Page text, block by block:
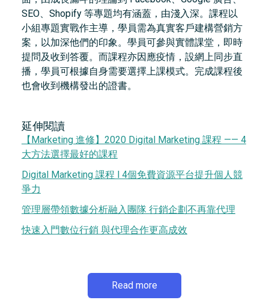
SEO、Shopify 等專題均有涵蓋，由淺入深。課程以
小組專題實戰作主導，學員需為真實客戶建構營銷方
案，以加深他們的印象。學員可參與實體課堂，即時
提問及收到答覆。而課程亦因應疫情，設網上同步直
播，學員可根據自身需要選擇上課模式。完成課程後
也會收到機構發出的證書。
延伸閱讀
【Marketing 進修】2020 Digital Marketing 課程 —— 4
大方法選擇最好的課程
Digital Marketing 課程 l 4個免費資源平台提升個人競
爭力
管理層帶領數據分析融入團隊 行銷企劃不再靠代理
快速入門數位行銷 與代理合作更高成效
Read more